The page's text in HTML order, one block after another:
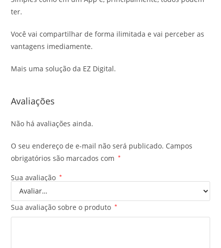
ter.
Você vai compartilhar de forma ilimitada e vai perceber as
vantagens imediamente.
Mais uma solução da EZ Digital.
Avaliações
Não há avaliações ainda.
O seu endereço de e-mail não será publicado. Campos
obrigatórios são marcados com
*
Sua avaliação *
Sua avaliação sobre o produto *